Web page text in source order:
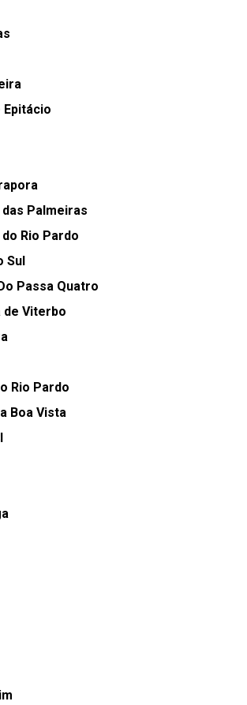
Epitácio
das Palmeiras
do Rio Pardo
Sul
Passa Quatro
de Viterbo
Rio Pardo
Boa Vista